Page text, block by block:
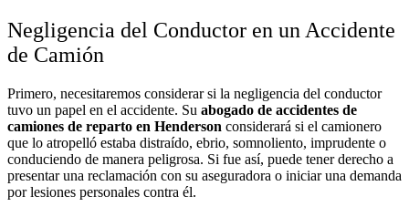
Negligencia del Conductor en un Accidente
de Camión
Primero, necesitaremos considerar si la negligencia del conductor
tuvo un papel en el accidente. Su abogado de accidentes de
camiones de reparto en Henderson considerará si el camionero
que lo atropelló estaba distraído, ebrio, somnoliento, imprudente o
conduciendo de manera peligrosa. Si fue así, puede tener derecho a
presentar una reclamación con su aseguradora o iniciar una demanda
por lesiones personales contra él.